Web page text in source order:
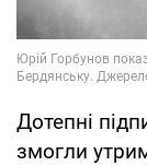
Дотепні
змогли